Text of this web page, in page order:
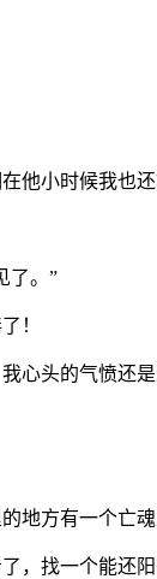
他小时候我也
了。”
！
心头的气愤还是
方有一个亡
找一个能还